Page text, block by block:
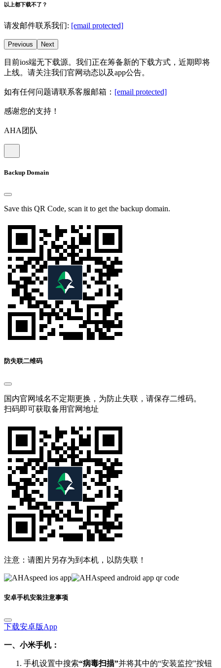
以上都下载不了？
请发邮件联系我们: [email protected]
Previous Next
目前ios端无下载源。我们正在筹备新的下载方式，近期即将
上线。请关注我们官网动态以及app公告。
如有任何问题请联系客服邮箱： [email protected]
感谢您的支持！
AHA团队
Backup Domain
Save this QR Code, scan it to get the backup domain.
防失联二维码
国内官网域名不定期更换，为防止失联，请保存二维码。
扫码即可获取备用官网地址
注意：请图片另存为到本机，以防失联！
安卓手机安装注意事项
下载安卓版App
一、小米手机：
手机设置中搜索“病毒扫描”并将其中的“安装监控”按钮